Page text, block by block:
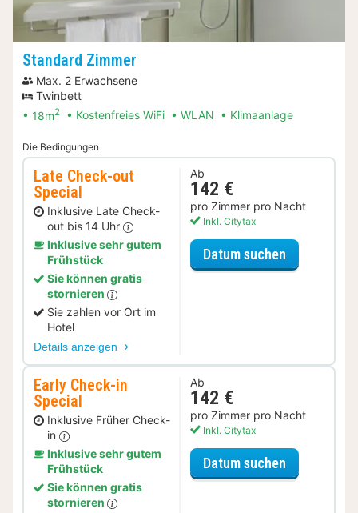
Standard Zimmer
Max. 2 Erwachsene
Twinbett
18m2 Kostenfreies WiFi WLAN Klimaanlage
Die Bedingungen
Late Check-out
Special
Inklusive Late Check-
out bis 14 Uhr
Inklusive sehr gutem
Frühstück
Sie können gratis
stornieren
Sie zahlen vor Ort im
Hotel
Details anzeigen
Ab
142 €
pro Zimmer pro Nacht
Inkl. Citytax
Datum suchen
Early Check-in
Special
Inklusive Früher Check-
in
Inklusive sehr gutem
Frühstück
Sie können gratis
stornieren
Ab
142 €
pro Zimmer pro Nacht
Inkl. Citytax
Datum suchen